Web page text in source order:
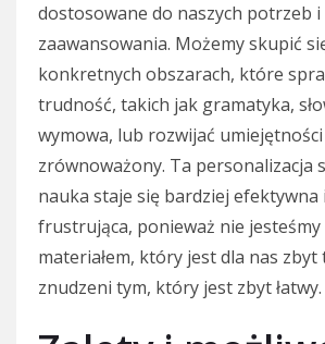
dostosowane do naszych potrzeb
zaawansowania. Możemy skupić
konkretnych obszarach, które
trudność, takich jak gramatyka,
wymowa, lub rozwijać
zrównoważony. Ta personalizacja
nauka staje się bardziej efektywna
frustrująca, ponieważ nie jesteśmy
materiałem, który jest dla nas zbyt
znudzeni tym, który jest zbyt łatwy.